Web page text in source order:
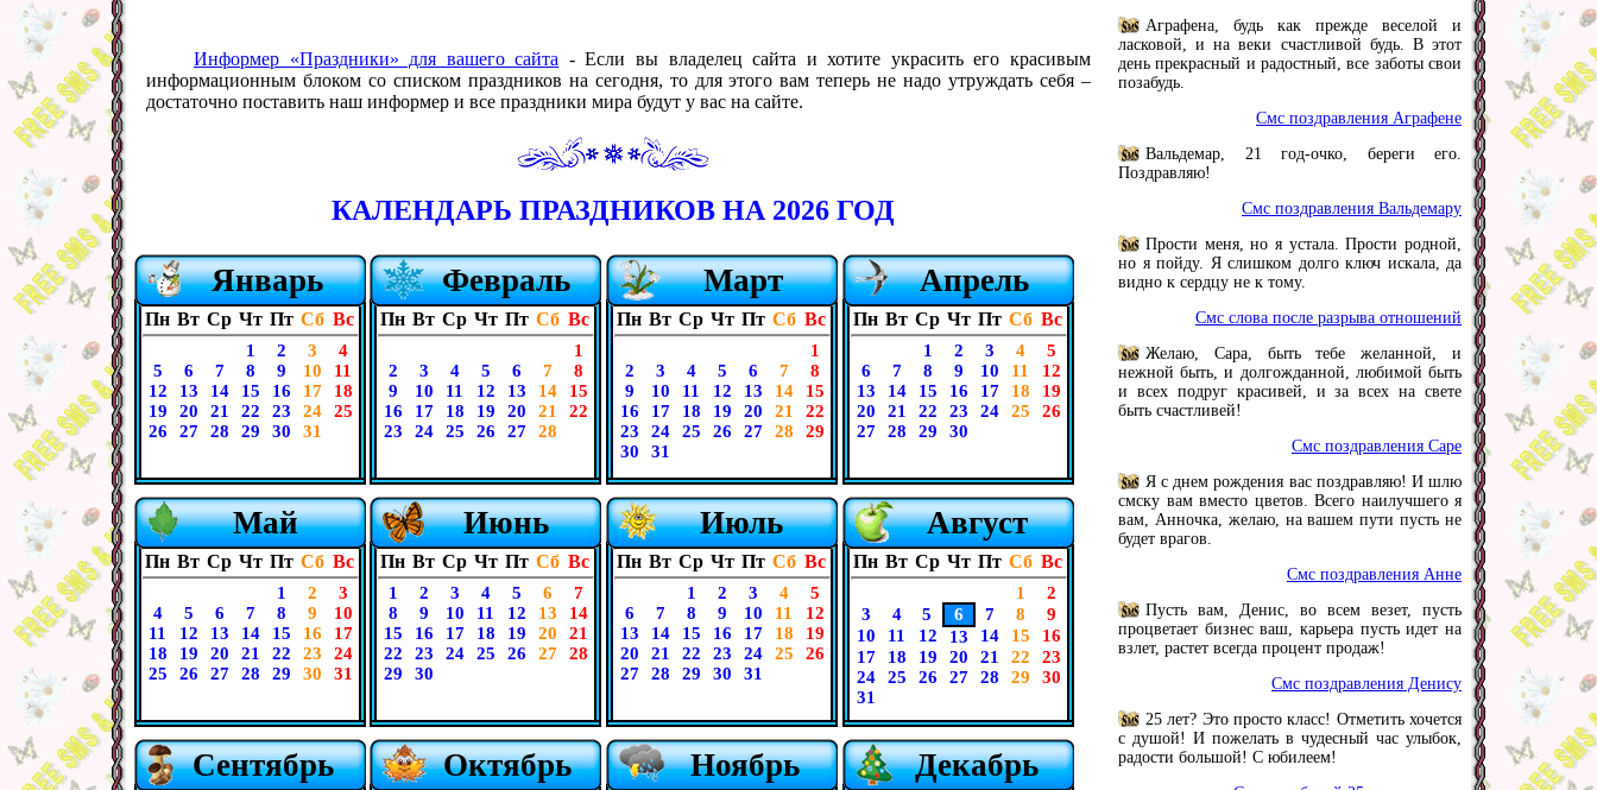
Информер «Праздники» для вашего сайта - Если вы владелец сайта и хотите украсить его красивым
информационным блоком со списком праздников на сегодня, то для этого вам теперь не надо утруждать себя –
достаточно поставить наш информер и все праздники мира будут у вас на сайте.
КАЛЕНДАРЬ ПРАЗДНИКОВ НА 2026 ГОД
Январь
Пн Вт Ср Чт Пт Сб Вс
1 2 3
4
5
6 7 8 9 10
11
12
13 14 15 16 17
18
19
20 21 22 23 24
25
26
27 28 29 30 31
Февраль
Пн Вт Ср Чт Пт Сб Вс
1
2
3 4 5 6 7
8
9
10 11 12 13 14
15
16
17 18 19 20 21
22
23
24 25 26 27 28
Март
Пн Вт Ср Чт Пт Сб Вс
1
2
3 4 5 6 7
8
9
10 11 12 13 14
15
16
17 18 19 20 21
22
23
24 25 26 27 28
29
30
31
Апрель
Пн Вт Ср Чт Пт Сб Вс
1 2 3 4
5
6
7 8 9 10 11
12
13
14 15 16 17 18
19
20
21 22 23 24 25
26
27
28 29 30
Май
Пн Вт Ср Чт Пт Сб Вс
1 2
3
4
5 6 7 8 9
10
11
12 13 14 15 16
17
18
19 20 21 22 23
24
25
26 27 28 29 30 31
Июнь
Пн Вт Ср Чт Пт Сб Вс
1 2 3 4 5 6
7
8
9 10 11 12 13
14
15
16 17 18 19 20
21
22
23 24 25 26 27
28
29
30
Июль
Пн Вт Ср Чт Пт Сб Вс
1 2 3 4
5
6
7 8 9 10 11
12
13
14 15 16 17 18
19
20
21 22 23 24 25
26
27
28 29 30 31
Август
Пн Вт Ср Чт Пт Сб Вс
1
2
3
4 5 6 7 8
9
10
11 12 13 14 15
16
17
18 19 20 21 22
23
24
25 26 27 28 29
30
31
Сентябрь Октябрь Ноябрь Декабрь
Аграфена, будь как прежде веселой и
ласковой, и на веки счастливой будь. В этот
день прекрасный и радостный, все заботы свои
позабудь.
Смс поздравления Аграфене
Вальдемар, 21 год-очко, береги его.
Поздравляю!
Смс поздравления Вальдемару
Прости меня, но я устала. Прости родной,
но я пойду. Я слишком долго ключ искала, да
видно к сердцу не к тому.
Смс слова после разрыва отношений
Желаю, Сара, быть тебе желанной, и
нежной быть, и долгожданной, любимой быть
и всех подруг красивей, и за всех на свете
быть счастливей!
Смс поздравления Саре
Я с днем рождения вас поздравляю! И шлю
смску вам вместо цветов. Всего наилучшего я
вам, Анночка, желаю, на вашем пути пусть не
будет врагов.
Смс поздравления Анне
Пусть вам, Денис, во всем везет, пусть
процветает бизнес ваш, карьера пусть идет на
взлет, растет всегда процент продаж!
Смс поздравления Денису
25 лет? Это просто класс! Отметить хочется
с душой! И пожелать в чудесный час улыбок,
радости большой! С юбилеем!